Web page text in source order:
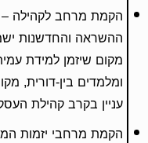
הקמת מרחב לקהילה
ההשראה והחדשנות
מקום שיזמן למידת
ומלמדים בין-דורית,
עניין בקרב קהילת
הקמת מרחבי יזמות